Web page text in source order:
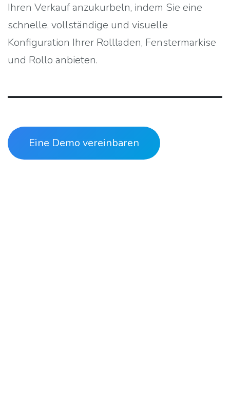
Ihren Verkauf anzukurbeln, indem Sie eine
schnelle, vollständige und visuelle
Konfiguration Ihrer Rollladen, Fenstermarkise
und Rollo anbieten.
Eine Demo vereinbaren